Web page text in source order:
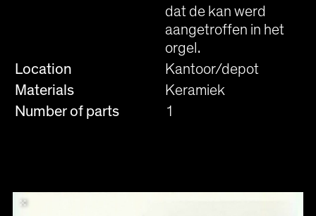
dat de kan werd
aangetroffen in het
orgel.
Location
Kantoor/depot
Materials
Keramiek
Number of parts
1